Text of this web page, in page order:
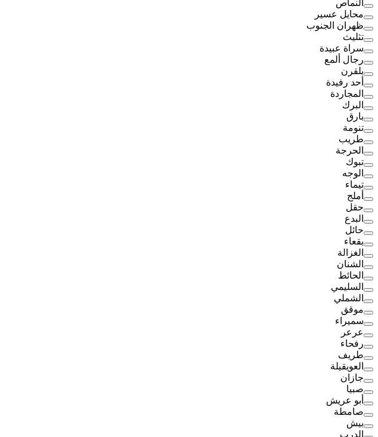
النماص
محايل عسير
ظهران الجنوب
تثليث
سراة عبيدة
رجال ألمع
بلقرن
أحد رفيدة
المجاردة
البرك
بارق
تنومة
طريب
الحرجة
تبوك
الوجه
تيماء
أملج
حقل
البدع
حائل
بقعاء
الغزالة
الشنان
الحائط
السليمي
الشملي
موقق
سميراء
عرعر
رفحاء
طريف
العويقيلة
جازان
صبيا
أبو عريش
صامطة
بيش
الدرب